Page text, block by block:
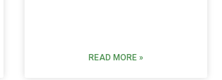
READ MORE »